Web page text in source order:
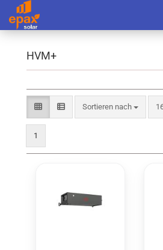
HVM+
Sortieren nach
1